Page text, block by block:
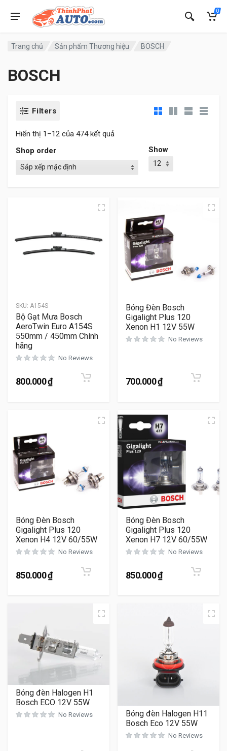
0
Trang chủ Sản phẩm Thương hiệu BOSCH
BOSCH
Filters
Hiển thị 1–12 của 474 kết quả
Shop order
Show
SKU: A154S
Bộ Gạt Mưa Bosch
AeroTwin Euro A154S
550mm / 450mm Chính
hãng
No Reviews
800.000₫
Bóng Đèn Bosch
Gigalight Plus 120
Xenon H1 12V 55W
No Reviews
700.000₫
Bóng Đèn Bosch
Gigalight Plus 120
Xenon H4 12V 60/55W
No Reviews
850.000₫
Bóng Đèn Bosch
Gigalight Plus 120
Xenon H7 12V 60/55W
No Reviews
850.000₫
Bóng đèn Halogen H1
Bosch ECO 12V 55W
No Reviews
Bóng đèn Halogen H11
Bosch Eco 12V 55W
No Reviews